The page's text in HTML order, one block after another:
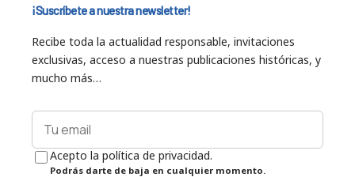
¡Suscríbete a nuestra newsletter!
Recibe toda la actualidad responsable, invitaciones
exclusivas, acceso a nuestras publicaciones históricas, y
mucho más…
Acepto la política de privacidad.
Podrás darte de baja en cualquier momento.